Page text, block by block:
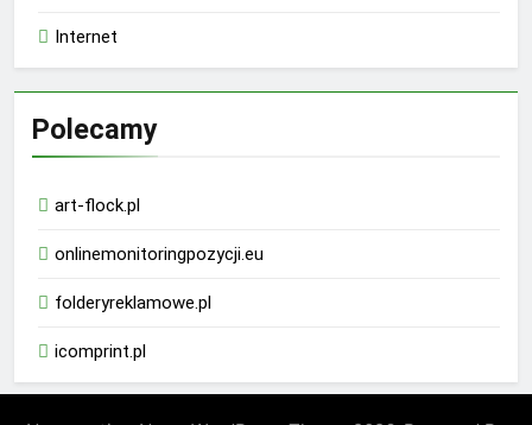
Internet
Polecamy
art-flock.pl
onlinemonitoringpozycji.eu
folderyreklamowe.pl
icomprint.pl